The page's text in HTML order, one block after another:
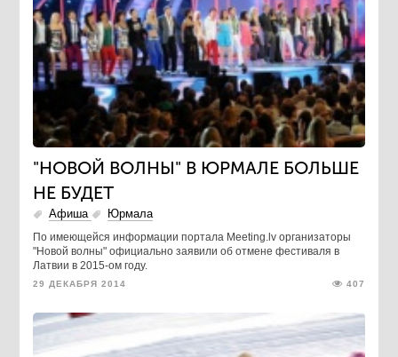
"НОВОЙ ВОЛНЫ" В ЮРМАЛЕ БОЛЬШЕ
НЕ БУДЕТ
Афиша Юрмала
По имеющейся информации портала Meeting.lv организаторы
"Новой волны" официально заявили об отмене фестиваля в
Латвии в 2015-ом году.
29 ДЕКАБРЯ 2014 407